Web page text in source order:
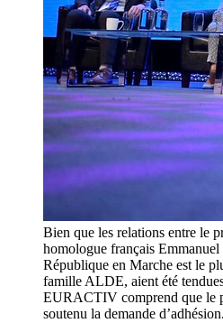
Bien que les relations entre le
homologue français
République en Marche est le
famille ALDE, aient été
EURACTIV comprend que le
soutenu la demande